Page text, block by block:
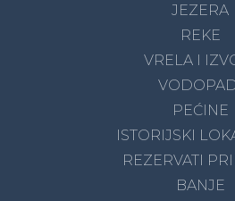
JEZERA
REKE
VRELA I
PEĆINE
ISTORIJSKI
REZERVATI
BANJE